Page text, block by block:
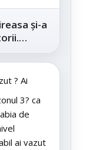
și-a
care
? Ai
3? ca
de
ai vazut